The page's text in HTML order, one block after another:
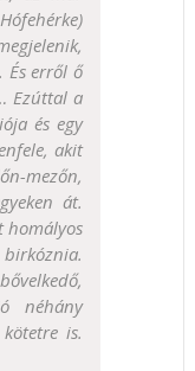
És erről ő
Ezúttal a
és egy
akit
mezőn,
át.
homályos
birkóznia.
néhány
is.